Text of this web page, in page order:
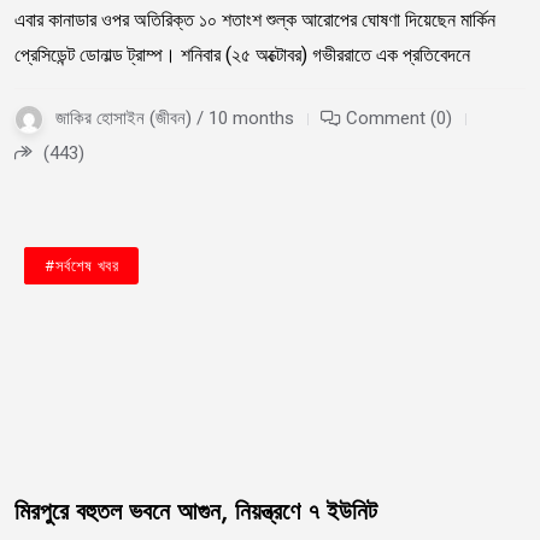
এবার কানাডার ওপর অতিরিক্ত ১০ শতাংশ শুল্ক আরোপের ঘোষণা দিয়েছেন মার্কিন
প্রেসিডেন্ট ডোনাল্ড ট্রাম্প। শনিবার (২৫ অক্টোবর) গভীররাতে এক প্রতিবেদনে
জাকির হোসাইন (জীবন) / 10 months
Comment (0)
(443)
#জাতীয়
#বাংলাদেশ
#সর্বশেষ খবর
মিরপুরে বহুতল ভবনে আগুন, নিয়ন্ত্রণে ৭ ইউনিট